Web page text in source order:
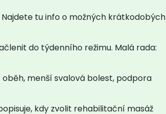
tu info o možných krátkodobých
do týdenního režimu. Malá rada:
menší svalová bolest, podpora
kdy zvolit rehabilitační masáž